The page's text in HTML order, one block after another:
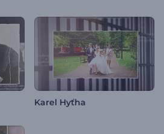
Karel Hyťha